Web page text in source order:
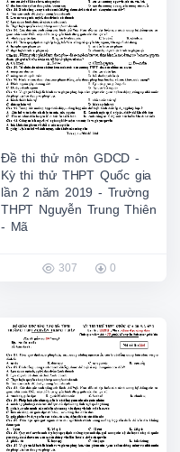
Đề thi thử môn GDCD -
Kỳ thi thử THPT Quốc gia
lần 2 năm 2019 - Trường
THPT Nguyễn Trung Thiên
- Mã
307 0